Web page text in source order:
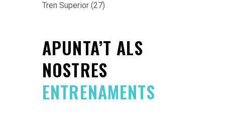
Tren Superior (27)
APUNTA’T ALS
NOSTRES
ENTRENAMENTS